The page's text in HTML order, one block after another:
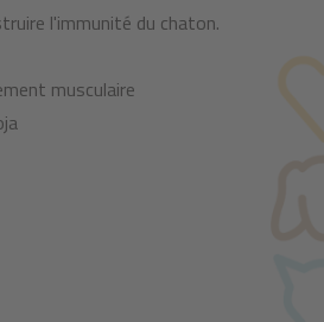
l'immunité du chaton.
musculaire